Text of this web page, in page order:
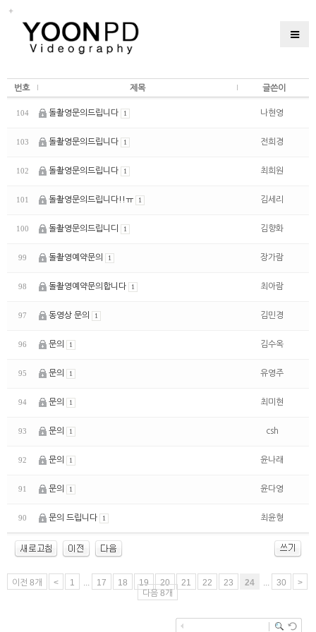
번호 제목 글쓴이
104 돌촬영문의드립니다 1 나현영
103 돌촬영문의드립니다 1 전희경
102 돌촬영문의드립니다 1 최희원
101 돌촬영문의드립니다!!ㅠ 1 김세리
100 돌촬영문의드립니디 1 김향화
99 돌촬영예약문의 1 장가람
98 돌촬영예약문의합니다 1 최아람
97 동영상 문의 1 김민경
96 문의 1 김수옥
95 문의 1 유영주
94 문의 1 최미현
93 문의 1 csh
92 문의 1 윤나래
91 문의 1 윤다영
90 문의 드립니다 1 최윤형
이전 8개 < 1 ... 17 18 19 20 21 22 23 24 ... 30
>
다음 8개